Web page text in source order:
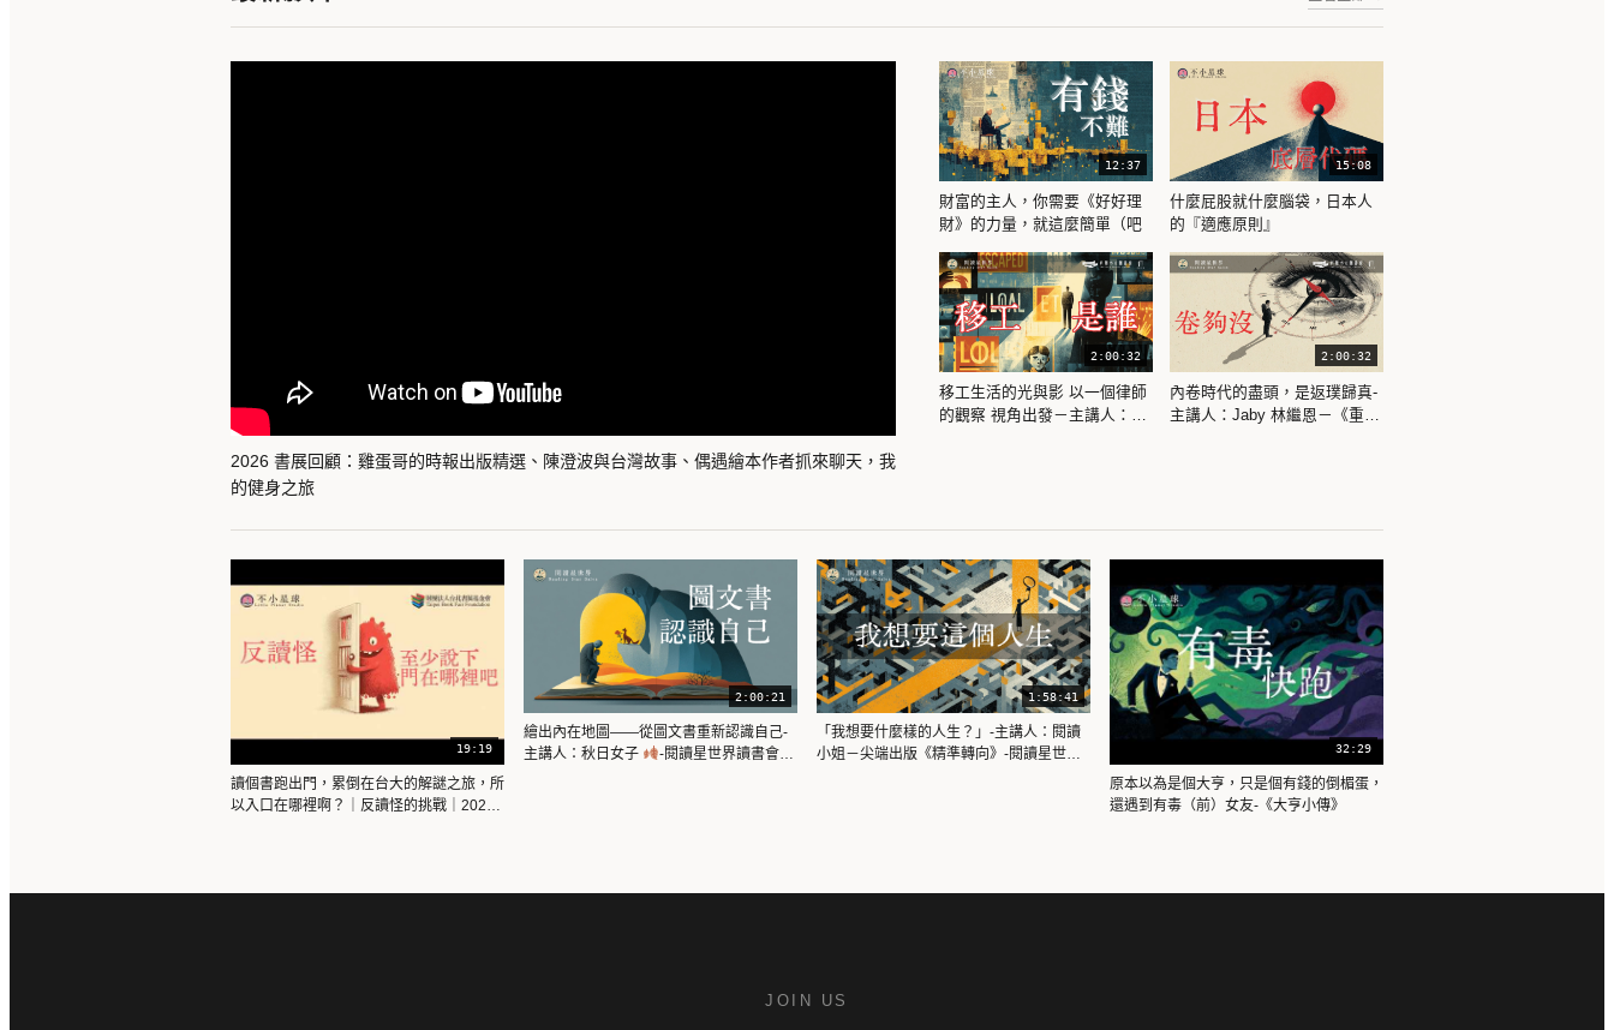
2026 書展回顧：雞蛋哥的時報出版精選、陳澄波與台灣故事、偶遇繪本作者抓來聊天，我
的健身之旅
12:37
財富的主人，你需要《好好理
財》的力量，就這麼簡單（吧
15:08
什麼屁股就什麼腦袋，日本人
的『適應原則』
2:00:32
移工生活的光與影 以一個律師
的觀察 視角出發－主講人：姜
2:00:32
內卷時代的盡頭，是返璞歸真-
主講人：Jaby 林繼恩－《重啟
19:19
讀個書跑出門，累倒在台大的解謎之旅，所
以入口在哪裡啊？｜反讀怪的挑戰｜2026
2:00:21
繪出內在地圖——從圖文書重新認識自己-
主講人：秋日女子
-閱讀星世界讀書會
1:58:41
「我想要什麼樣的人生？」-主講人：閱讀
小姐－尖端出版《精準轉向》-閱讀星世界
32:29
原本以為是個大亨，只是個有錢的倒楣蛋，
還遇到有毒（前）女友-《大亨小傳》
JOIN US